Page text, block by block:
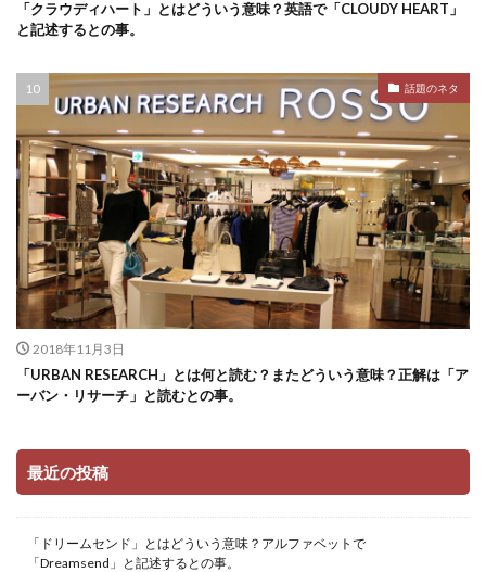
「クラウディハート」とはどういう意味？英語で「CLOUDY HEART」
と記述するとの事。
話題のネタ
2018年11月3日
「URBAN RESEARCH」とは何と読む？またどういう意味？正解は「ア
ーバン・リサーチ」と読むとの事。
最近の投稿
「ドリームセンド」とはどういう意味？アルファベットで
「Dreamsend」と記述するとの事。